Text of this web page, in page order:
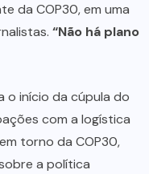
da COP30, em uma
“Não há plano
o início da cúpula do
com a logística
torno da COP30,
a política